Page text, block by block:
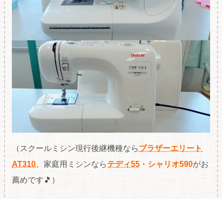
（スクールミシン現行後継機種ならブラザーエリート
AT310 、家庭用ミシンならテディ55 ・ シャリオ590がお
薦めです🎵）